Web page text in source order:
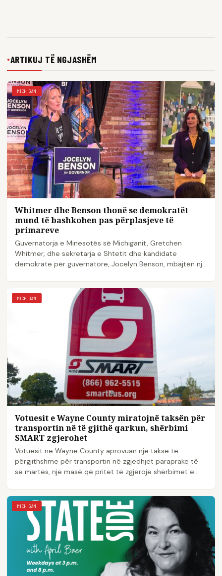
●ARTIKUJ TË NGJASHËM
MICHIGAN
Whitmer dhe Benson thonë se demokratët
mund të bashkohen pas përplasjeve të
primareve
Guvernatorja e Minesotës së Michiganit, Gretchen
Whitmer, dhe sekretarja e Shtetit dhe kandidate
demokrate për guvernatore, Jocelyn Benson, mbajtën një
MICHIGAN
Votuesit e Wayne County miratojnë taksën për
transportin në të gjithë qarkun, shërbimi
SMART zgjerohet
Votuesit në Wayne County aprovuan një taksë të
përgjithshme për transportin në zgjedhjet paraprake të
së martës, një masë që pritet të zgjerojë shërbimet e...
MICHIGAN